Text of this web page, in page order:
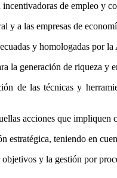
de empleo y
y a las empresas de
y homologadas por
la generación de riqueza y
de las técnicas y
acciones que
teniendo en
y la gestión por